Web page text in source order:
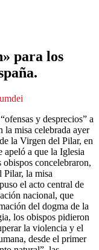
para los
y desprecios” a
misa celebrada ayer
la Virgen del Pilar, en
apeló a que la Iglesia
obispos concelebraron,
Pilar, la misa
el acto central de
nacional, que
del dogma de la
los obispos pidieron
la violencia y el
desde el primer